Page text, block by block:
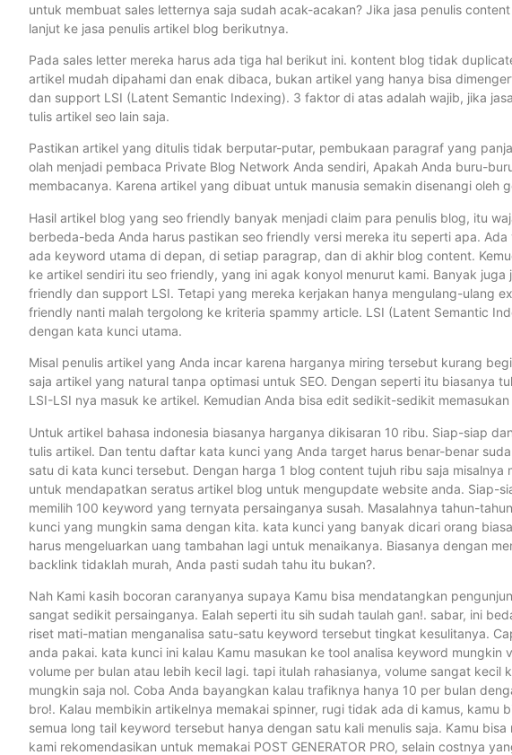
untuk membuat sales letternya saja sudah acak-acakan? Jika jasa penulis
lanjut ke jasa penulis artikel blog berikutnya.
Pada sales letter mereka harus ada tiga hal berikut ini. kontent blog tidak
artikel mudah dipahami dan enak dibaca, bukan artikel yang hanya bisa
dan support LSI (Latent Semantic Indexing). 3 faktor di atas adalah wajib, jika
tulis artikel seo lain saja.
Pastikan artikel yang ditulis tidak berputar-putar, pembukaan paragraf yang
olah menjadi pembaca Private Blog Network Anda sendiri, Apakah Anda buru-
membacanya. Karena artikel yang dibuat untuk manusia semakin disenangi oleh
Hasil artikel blog yang seo friendly banyak menjadi claim para penulis blog, itu
berbeda-beda Anda harus pastikan seo friendly versi mereka itu seperti apa.
ada keyword utama di depan, di setiap paragrap, dan di akhir blog content.
ke artikel sendiri itu seo friendly, yang ini agak konyol menurut kami. Banyak
friendly dan support LSI. Tetapi yang mereka kerjakan hanya mengulang-ulang
friendly nanti malah tergolong ke kriteria spammy article. LSI (Latent Semantic
dengan kata kunci utama.
Misal penulis artikel yang Anda incar karena harganya miring tersebut kurang
saja artikel yang natural tanpa optimasi untuk SEO. Dengan seperti itu biasanya
LSI-LSI nya masuk ke artikel. Kemudian Anda bisa edit sedikit-sedikit
Untuk artikel bahasa indonesia biasanya harganya dikisaran 10 ribu. Siap-siap
tulis artikel. Dan tentu daftar kata kunci yang Anda target harus benar-benar
satu di kata kunci tersebut. Dengan harga 1 blog content tujuh ribu saja
untuk mendapatkan seratus artikel blog untuk mengupdate website anda. Siap-
memilih 100 keyword yang ternyata persainganya susah. Masalahnya tahun-
kunci yang mungkin sama dengan kita. kata kunci yang banyak dicari orang
harus mengeluarkan uang tambahan lagi untuk menaikanya. Biasanya dengan
backlink tidaklah murah, Anda pasti sudah tahu itu bukan?.
Nah Kami kasih bocoran caranyanya supaya Kamu bisa mendatangkan
sangat sedikit persainganya. Ealah seperti itu sih sudah taulah gan!. sabar, ini
riset mati-matian menganalisa satu-satu keyword tersebut tingkat kesulitanya.
anda pakai. kata kunci ini kalau Kamu masukan ke tool analisa keyword
volume per bulan atau lebih kecil lagi. tapi itulah rahasianya, volume sangat
mungkin saja nol. Coba Anda bayangkan kalau trafiknya hanya 10 per bulan
bro!. Kalau membikin artikelnya memakai spinner, rugi tidak ada di kamus, kamu
semua long tail keyword tersebut hanya dengan satu kali menulis saja. Kamu
kami rekomendasikan untuk memakai POST GENERATOR PRO, selain costnya